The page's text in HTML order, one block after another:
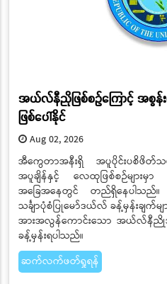
အယ်လ်နီညိုဖြစ်စဉ်ကြောင့် အစွန်း
ဖြစ်ပေါ်နိုင်
Aug 02, 2026
အီကွေတာအနီးရှိ အပူပိုင်းပစိဖိတ်သ
အပူချိန်နှင့် လေထုဖြစ်စဉ်များ
အခြေအနေတွင် တည်ရှိနေပါသည်။
သင်္ချာပုံစံပြုမော်ဒယ်လ် ခန့်မှန်းချက်
အားအလွန်ကောင်းသော အယ်လ်နီ
ခန့်မှန်းရပါသည်။
ဆက်လက်ဖတ်ရှုရန်